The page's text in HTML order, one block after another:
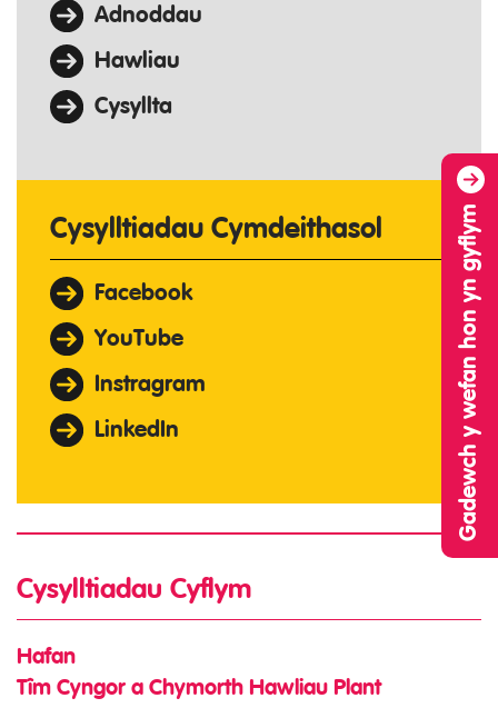
Gadewch y wefan hon yn gyflym
Adnoddau
Hawliau
Cysyllta
Cysylltiadau Cymdeithasol
Facebook
YouTube
Instragram
LinkedIn
Cysylltiadau Cyflym
Hafan
Tîm Cyngor a Chymorth Hawliau Plant